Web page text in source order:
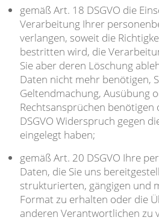
gemäß Art. 18 DSGVO die
Verarbeitung Ihrer
verlangen, soweit die
bestritten wird, die
Sie aber deren Löschung
Daten nicht mehr benötigen,
Geltendmachung, Ausübung
Rechtsansprüchen benötigen
DSGVO Widerspruch gegen
eingelegt haben;
gemäß Art. 20 DSGVO Ihre
Daten, die Sie uns
strukturierten, gängigen und
Format zu erhalten oder die
anderen Verantwortlichen zu